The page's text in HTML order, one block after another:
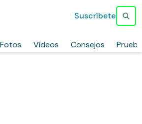
Fotos Vídeos Consejos
Suscríbete